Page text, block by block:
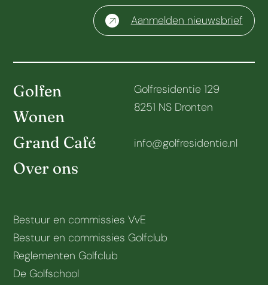
Aanmelden nieuwsbrief
Golfen
Wonen
Grand Café
Over ons
Golfresidentie 129
8251 NS Dronten
info@golfresidentie.nl
Bestuur en commissies VvE
Bestuur en commissies Golfclub
Reglementen Golfclub
De Golfschool